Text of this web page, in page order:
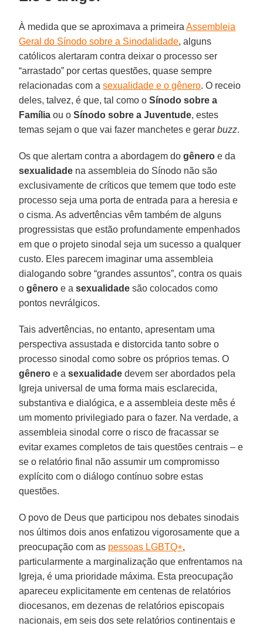
À medida que se aproximava a primeiraAssembleia
Geral do Sínodo sobre a Sinodalidade, alguns
católicos alertaram contra deixar o processo ser
“arrastado” por certas questões, quase sempre
relacionadas com asexualidade e o gênero. O receio
deles, talvez, é que, tal como oSínodo sobre a
Família ou oSínodo sobre a Juventude, estes
temas sejam o que vai fazer manchetes e gerarbuzz.
Os que alertam contra a abordagem dogênero e da
sexualidade na assembleia do Sínodo não são
exclusivamente de críticos que temem que todo este
processo seja uma porta de entrada para a heresia e
o cisma. As advertências vêm também de alguns
progressistas que estão profundamente empenhados
em que o projeto sinodal seja um sucesso a qualquer
custo. Eles parecem imaginar uma assembleia
dialogando sobre “grandes assuntos”, contra os quais
ogênero e asexualidade são colocados como
pontos nevrálgicos.
Tais advertências, no entanto, apresentam uma
perspectiva assustada e distorcida tanto sobre o
processo sinodal como sobre os próprios temas. O
gênero e asexualidade devem ser abordados pela
Igreja universal de uma forma mais esclarecida,
substantiva e dialógica, e a assembleia deste mês é
um momento privilegiado para o fazer. Na verdade, a
assembleia sinodal corre o risco de fracassar se
evitar exames completos de tais questões centrais – e
se o relatório final não assumir um compromisso
explícito com o diálogo contínuo sobre estas
questões.
O povo de Deus que participou nos debates sinodais
nos últimos dois anos enfatizou vigorosamente que a
preocupação com as pessoas LGBTQ+,
particularmente a marginalização que enfrentamos na
Igreja, é uma prioridade máxima. Esta preocupação
apareceu explicitamente em centenas de relatórios
diocesanos, em dezenas de relatórios episcopais
nacionais, em seis dos sete relatórios continentais e